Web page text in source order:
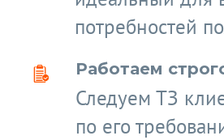
потребностей
Работаем
Следуем ТЗ
по его